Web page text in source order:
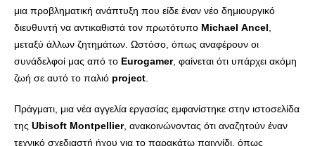
μια προβληματική ανάπτυξη που είδε έναν νέο δημιουργικό
διευθυντή να αντικαθιστά τον πρωτότυπο Michael Ancel
μεταξύ άλλων ζητημάτων. Ωστόσο, όπως αναφέρουν οι
συνάδελφοί μας από το Eurogamer, φαίνεται ότι υπάρχει ακόμη
ζωή σε αυτό το παλιό project
Πράγματι, μια νέα αγγελία εργασίας εμφανίστηκε στην ιστοσελίδα
της Ubisoft Montpellier, ανακοινώνοντας ότι αναζητούν έναν
τεχνικό σχεδιαστή ήχου για το παρακάτω παιχνίδι, όπως